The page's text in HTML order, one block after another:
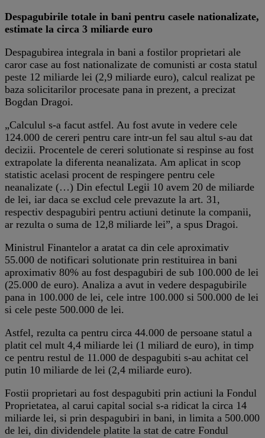
Despagubirile totale in bani pentru casele nationalizate,
estimate la circa 3 miliarde euro
Despagubirea integrala in bani a fostilor proprietari ale
caror case au fost nationalizate de comunisti ar costa statul
peste 12 miliarde lei (2,9 miliarde euro), calcul realizat pe
baza solicitarilor procesate pana in prezent, a precizat
Bogdan Dragoi.
„Calculul s-a facut astfel. Au fost avute in vedere cele
124.000 de cereri pentru care intr-un fel sau altul s-au dat
decizii. Procentele de cereri solutionate si respinse au fost
extrapolate la diferenta neanalizata. Am aplicat in scop
statistic acelasi procent de respingere pentru cele
neanalizate (…) Din efectul Legii 10 avem 20 de miliarde
de lei, iar daca se exclud cele prevazute la art. 31,
respectiv despagubiri pentru actiuni detinute la companii,
ar rezulta o suma de 12,8 miliarde lei”, a spus Dragoi.
Ministrul Finantelor a aratat ca din cele aproximativ
55.000 de notificari solutionate prin restituirea in bani
aproximativ 80% au fost despagubiri de sub 100.000 de lei
(25.000 de euro). Analiza a avut in vedere despagubirile
pana in 100.000 de lei, cele intre 100.000 si 500.000 de lei
si cele peste 500.000 de lei.
Astfel, rezulta ca pentru circa 44.000 de persoane statul a
platit cel mult 4,4 miliarde lei (1 miliard de euro), in timp
ce pentru restul de 11.000 de despagubiti s-au achitat cel
putin 10 miliarde de lei (2,4 miliarde euro).
Fostii proprietari au fost despagubiti prin actiuni la Fondul
Proprietatea, al carui capital social s-a ridicat la circa 14
miliarde lei, si prin despagubiri in bani, in limita a 500.000
de lei, din dividendele platite la stat de catre Fondul